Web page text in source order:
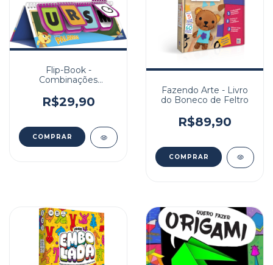
Flip-Book -
Combinações
R$29,90
Fazendo Arte - Livro
do Boneco de Feltro
R$89,90